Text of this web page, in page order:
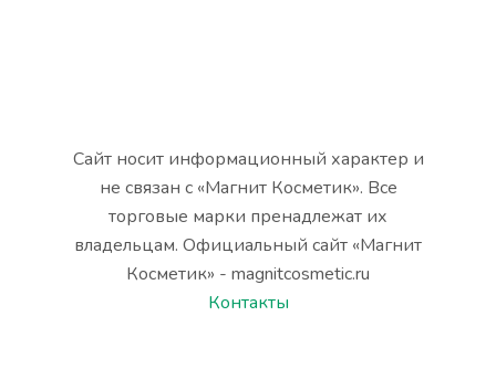
Сайт носит информационный характер и
не связан с «Магнит Косметик». Все
торговые марки пренадлежат их
владельцам. Официальный сайт «Магнит
Косметик» - magnitcosmetic.ru
Контакты